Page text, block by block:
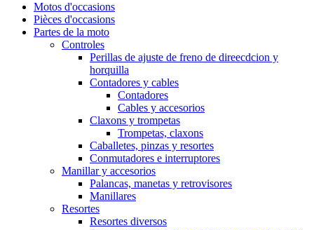
Motos d'occasions
Pièces d'occasions
Partes de la moto
Controles
Perillas de ajuste de freno de direecdcion y
horquilla
Contadores y cables
Contadores
Cables y accesorios
Claxons y trompetas
Trompetas, claxons
Caballetes, pinzas y resortes
Conmutadores e interruptores
Manillar y accesorios
Palancas, manetas y retrovisores
Manillares
Resortes
Resortes diversos